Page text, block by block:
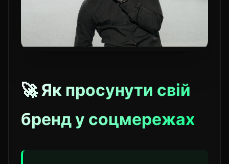
🚀 Як просунути свій
бренд у соцмережах